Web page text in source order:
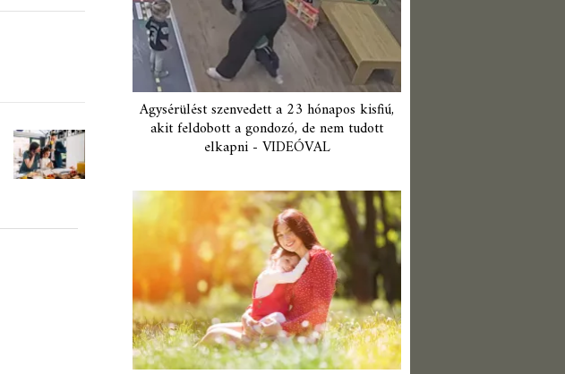
Agysérülést szenvedett a 23 hónapos kisfiú,
akit feldobott a gondozó, de nem tudott
elkapni - VIDEÓVAL